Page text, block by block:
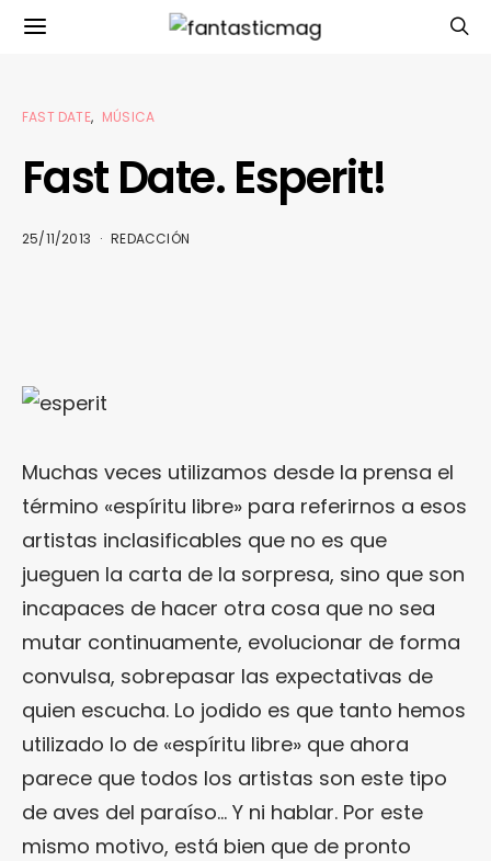
FAST DATE MÚSICA
Fast Date. Esperit!
25/11/2013 REDACCIÓN
Muchas veces utilizamos desde la prensa el
término «espíritu libre» para referirnos a esos
artistas inclasificables que no es que
jueguen la carta de la sorpresa, sino que son
incapaces de hacer otra cosa que no sea
mutar continuamente, evolucionar de forma
convulsa, sobrepasar las expectativas de
quien escucha. Lo jodido es que tanto hemos
utilizado lo de «espíritu libre» que ahora
parece que todos los artistas son este tipo
de aves del paraíso… Y ni hablar. Por este
mismo motivo, está bien que de pronto